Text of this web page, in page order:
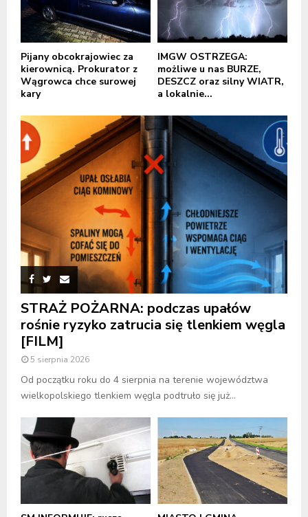
Pijany obcokrajowiec za
kierownicą. Prokurator z
Wągrowca chce surowej
kary
IMGW OSTRZEGA:
możliwe u nas BURZE,
DESZCZ oraz silny WIATR,
a lokalnie...
STRAŻ POŻARNA: podczas upałów
rośnie ryzyko zatrucia się tlenkiem węgla
[FILM]
5 sierpnia 2026
Od początku roku do 4 sierpnia na terenie województwa
wielkopolskiego tlenkiem węgla podtruło się już...